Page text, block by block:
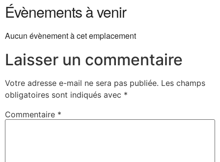
Évènements à venir
Aucun évènement à cet emplacement
Laisser un commentaire
Votre adresse e-mail ne sera pas publiée. Les champs
obligatoires sont indiqués avec *
Commentaire *